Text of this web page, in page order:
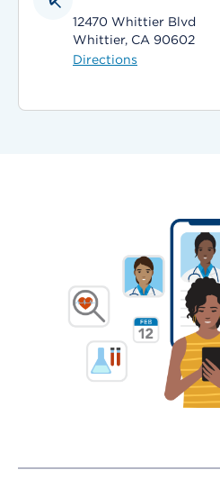
12470 Whittier Blvd
Whittier, CA 90602
Directions